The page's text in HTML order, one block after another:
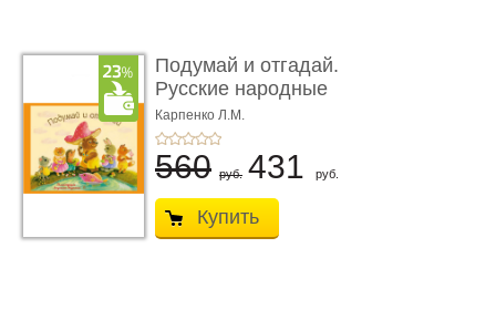
Подумай и отгадай.
Русские народные
загадки
Карпенко Л.М.
560 руб. 431 руб.
Купить